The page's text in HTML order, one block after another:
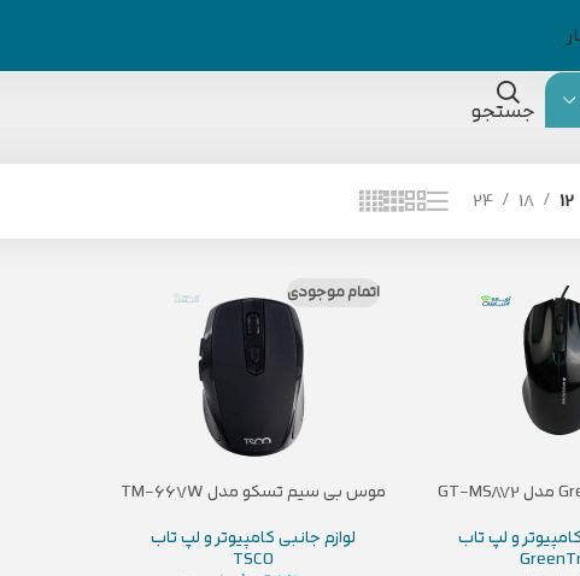
جستجو
12
18
24
و لپ تاب
اتمام موجودی
موس بی سیم تسکو مدل TM-667W
لوازم جانبی کامپیوتر و لپ تاب
TSCO